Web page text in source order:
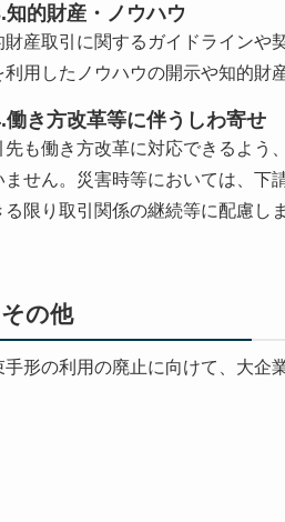
知的財産・ノウハウ
財産取引に関するガイドラインや
利用したノウハウの開示や知的財
働き方改革等に伴うしわ寄せ
先も働き方改革に対応できるよう
ません。災害時等においては、下
る限り取引関係の継続等に配慮しま
の他
手形の利用の廃止に向けて、大企